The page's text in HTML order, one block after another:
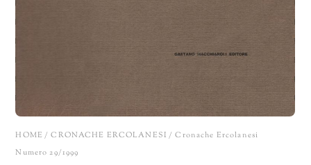
HOME /CRONACHE ERCOLANESI / Cronache Ercolanesi
Numero 29/1999